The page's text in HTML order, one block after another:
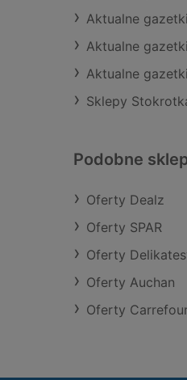
Aktualne
Aktualne
Aktualne
Sklepy
Podobne
Oferty Dealz
Oferty SPAR
Oferty
Oferty Auchan
Oferty